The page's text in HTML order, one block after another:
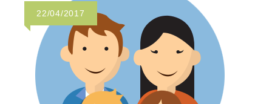
22/04/2017